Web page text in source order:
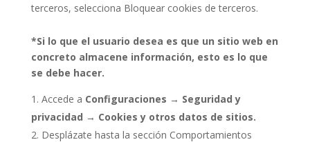
terceros, selecciona Bloquear cookies de terceros.
*Si lo que el usuario desea es que un sitio web en
concreto almacene información, esto es lo que
se debe hacer.
Accede a Configuraciones → Seguridad y
privacidad → Cookies y otros datos de sitios.
Desplázate hasta la sección Comportamientos